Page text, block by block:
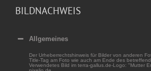
BILDNACHWEIS
Allgemeines
Der Urheberrechtshinweis für Bilder von anderen
Title-Tag am Foto wie auch am Ende des
Verwendetes Bild im terra-gallus.de-Logo: "Mutter